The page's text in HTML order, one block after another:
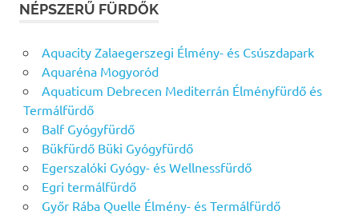
NÉPSZERŰ FÜRDŐK
Aquacity Zalaegerszegi Élmény- és Csúszdapark
Aquaréna Mogyoród
Aquaticum Debrecen Mediterrán Élményfürdő és
Termálfürdő
Balf Gyógyfürdő
Bükfürdő Büki Gyógyfürdő
Egerszalóki Gyógy- és Wellnessfürdő
Egri termálfürdő
Győr Rába Quelle Élmény- és Termálfürdő